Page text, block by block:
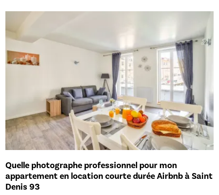
Quelle photographe professionnel pour mon
appartement en location courte durée Airbnb à Saint
Denis 93